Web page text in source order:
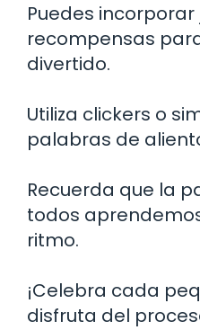
Puedes incorporar
recompensas
divertido.
Utiliza clickers o
palabras de
Recuerda que la
todos
ritmo.
¡Celebra cada
disfruta del